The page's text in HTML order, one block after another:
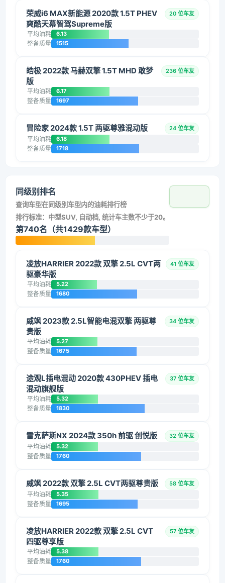
荣威i6 MAX新能源 2020款 1.5T PHEV
爽酷天幕智驾Supreme版
20 位车友
平均油耗 6.13
整备质量 1515
皓极 2022款 马赫双擎 1.5T MHD 敢梦
版
236 位车友
平均油耗 6.17
整备质量 1697
冒险家 2024款 1.5T 两驱尊雅混动版 24 位车友
平均油耗 6.18
整备质量 1718
同级别排名
查询车型在同级别车型内的油耗排行榜
排行标准：中型SUV, 自动档, 统计车主数不少于20。
第740名（共1429款车型）
凌放HARRIER 2022款 双擎 2.5L CVT两
驱豪华版
41 位车友
平均油耗 5.22
整备质量 1680
威飒 2023款 2.5L智能电混双擎 两驱尊
贵版
34 位车友
平均油耗 5.27
整备质量 1675
途观L插电混动 2020款 430PHEV 插电
混动旗舰版
37 位车友
平均油耗 5.32
整备质量 1830
雷克萨斯NX 2024款 350h 前驱 创悦版 32 位车友
平均油耗 5.32
整备质量 1760
威飒 2022款 双擎 2.5L CVT两驱尊贵版 58 位车友
平均油耗 5.35
整备质量 1695
凌放HARRIER 2022款 双擎 2.5L CVT
四驱尊享版
57 位车友
平均油耗 5.38
整备质量 1760